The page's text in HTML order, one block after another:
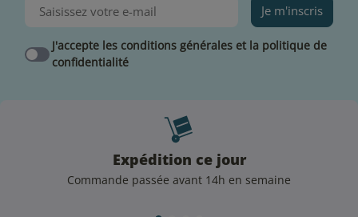
Je m'inscris
J'accepte les conditions générales et la politique de
confidentialité
Expédition ce jour
Commande passée avant 14h en semaine